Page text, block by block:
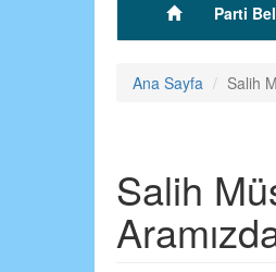
(current)
Parti
Ana Sayfa Salih
Salih